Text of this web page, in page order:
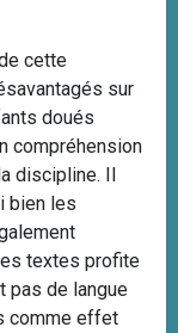
cette
sur
doués
compréhension
discipline. Il
bien les
textes profite
pas de langue
comme effet